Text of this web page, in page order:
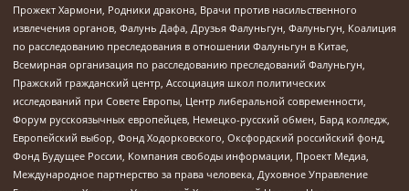
Прожект Хармони, Родники дракона, Врачи против насильственного
извлечения органов, Фалунь Дафа, Друзья Фалуньгун, Фалуньгун, Коалиция
по расследованию преследования в отношении Фалуньгун в Китае,
Всемирная организация по расследованию преследований Фалуньгун,
Пражский гражданский центр, Ассоциация школ политических
исследований при Совете Европы, Центр либеральной современности,
Форум русскоязычных европейцев, Немецко-русский обмен, Бард колледж,
Европейский выбор, Фонд Ходорковского, Оксфордский российский фонд,
Фонд Будущее России, Компания свободы информации, Проект Медиа,
Международное партнерство за права человека, Духовное Управление